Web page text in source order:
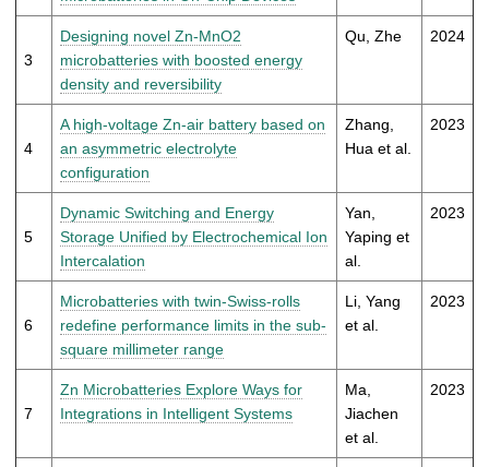
3
Designing novel Zn-MnO2
microbatteries with boosted energy
density and reversibility
Qu, Zhe 2024
4
A high-voltage Zn-air battery based on
an asymmetric electrolyte
configuration
Zhang,
Hua et al.
2023
5
Dynamic Switching and Energy
Storage Unified by Electrochemical Ion
Intercalation
Yan,
Yaping et
al.
2023
6
Microbatteries with twin-Swiss-rolls
redefine performance limits in the sub-
square millimeter range
Li, Yang
et al.
2023
7
Zn Microbatteries Explore Ways for
Integrations in Intelligent Systems
Ma,
Jiachen
et al.
2023